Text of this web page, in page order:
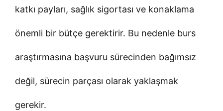
katkı payları, sağlık sigortası ve konaklama
önemli bir bütçe gerektirir. Bu nedenle burs
araştırmasına başvuru sürecinden bağımsız
değil, sürecin parçası olarak yaklaşmak
gerekir.